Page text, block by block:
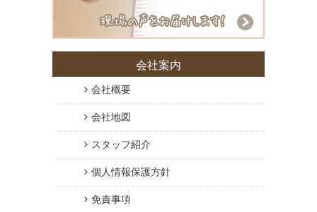
会社案内
会社概要
会社地図
スタッフ紹介
個人情報保護方針
免責事項